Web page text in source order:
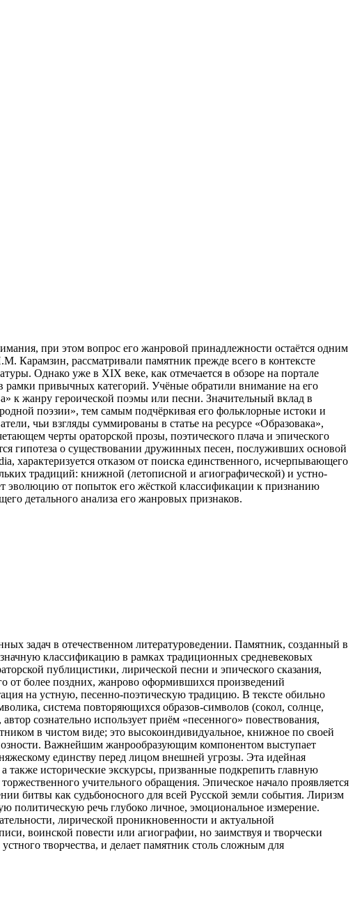
при этом вопрос его жанровой принадлежности остаётся одним
Карамзин, рассматривали памятник прежде всего в контексте
Однако уже в XIX веке, как отмечается в обзоре на портале
рамки привычных категорий. Учёные обратили внимание на его
к жанру героической поэмы или песни. Значительный вклад в
поэзии», тем самым подчёркивая его фольклорные истоки и
чьи взгляды суммированы в статье на ресурсе «Образовака»,
черты ораторской прозы, поэтического плача и эпического
гипотеза о существовании дружинных песен, послуживших основой
характеризуется отказом от поиска единственного, исчерпывающего
традиций: книжной (летописной и агиографической) и устно-
эволюцию от попыток его жёсткой классификации к признанию
детального анализа его жанровых признаков.
задач в отечественном литературоведении. Памятник, созданный в
классификацию в рамках традиционных средневековых
публицистики, лирической песни и эпического сказания,
от более поздних, жанрово оформившихся произведений
на устную, песенно-поэтическую традицию. В тексте обильно
система повторяющихся образов-символов (сокол, солнце,
сознательно использует приём «песенного» повествования,
в чистом виде; это высокоиндивидуальное, книжное по своей
Важнейшим жанрообразующим компонентом выступает
единству перед лицом внешней угрозы. Эта идейная
исторические экскурсы, призванные подкрепить главную
учительного обращения. Эпическое начало проявляется
битвы как судьбоносного для всей Русской земли события. Лиризм
политическую речь глубоко личное, эмоциональное измерение.
лирической проникновенности и актуальной
воинской повести или агиографии, но заимствуя и творчески
творчества, и делает памятник столь сложным для